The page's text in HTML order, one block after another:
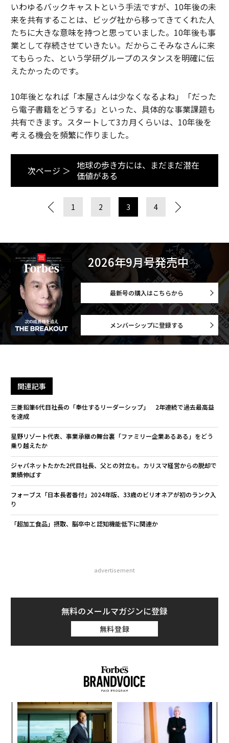
いわゆるバックキャストという手法ですが、10年後の未
来を共有することは、ビッグ社から移ってきてくれた人
たちに大きな意味を持つと思っていました。10年後も事
業として存続させていきたい。だからこそみなさんに来
てもらった、という学研グループのスタンスを明確に伝
えたかったのです。
10年後となれば「本屋さんは少なくなるよね」「だった
ら電子書籍をどうする」といった、具体的な事業課題も
共有できます。スタートして3カ月くらいは、10年後を
考える機会を頻繁に作りました。
次ページ ＞ 地球の歩き方には、まだまだ潜在
価値がある
1 2 3 4
2026年9月号発売中
最新号の購入はこちらから
メンバーシップに登録する
関連記事
三菱鉛筆6代目社長の「奉仕するリーダーシップ」 2年連続で過去最高益
を達成
星野リゾート代表、事業承継の舞台裏「ファミリー企業あるある」をどう
乗り越えたか
ジャパネットたかた2代目社長、父との対立も。カリスマ経営からの脱却で
業績伸ばす
フォーブス「日本長者番付」2024年版、33歳のビリオネアが初のランク入
り
「超加工食品」摂取、脳卒中と認知機能低下に関連か
advertisement
無料のメールマガジンに登録
無料登録